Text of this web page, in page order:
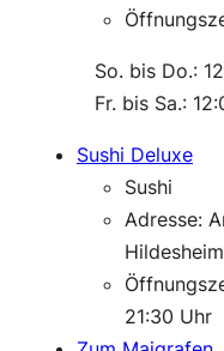
So. bis Do.:
Fr. bis Sa.:
Sushi Deluxe
Sushi
Adresse:
Hildesheim
21:30 Uhr